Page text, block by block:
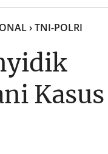
› TNI-POLRI
Kasus